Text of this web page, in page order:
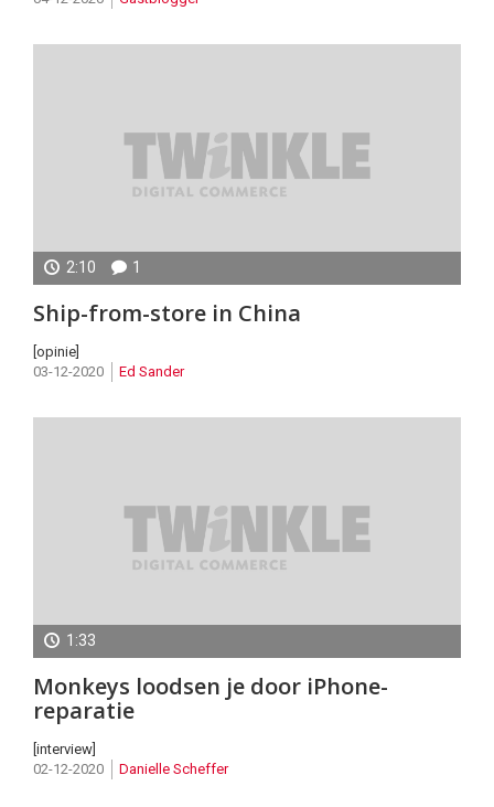
(Isko)
2:10 1
Ship-from-store in China
[opinie]
03-12-2020
Ed Sander
1:33
in
Markt
Monkeys loodsen je door iPhone-
reparatie
[interview]
02-12-2020
Danielle Scheffer